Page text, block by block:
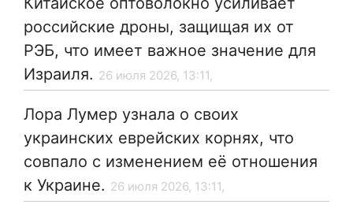
российские дроны, защищая их от
РЭБ, что имеет важное значение для
Израиля. 26 июля 2026, 13:11,
Лора Лумер узнала о своих
украинских еврейских корнях, что
совпало с изменением её отношения
к Украине. 26 июля 2026, 13:11,